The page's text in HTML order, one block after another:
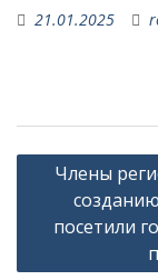
21.01.2025
Навигация
записям
Члены
посетили